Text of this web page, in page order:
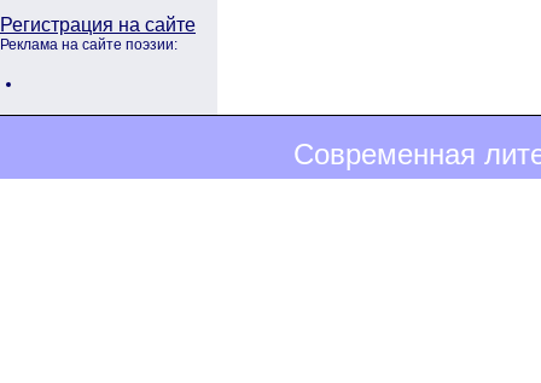
Регистрация на сайте
Реклама на сайте поэзии:
Современная